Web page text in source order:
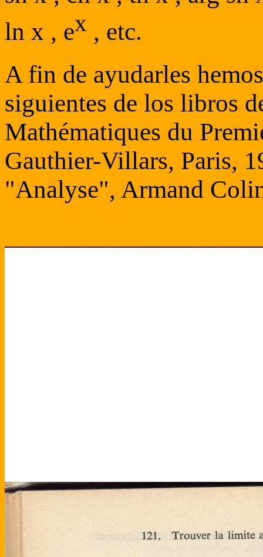
ln x , ex , etc.
A fin de ayudarles
siguientes de los libros
Mathématiques du
Gauthier-Villars, Paris,
"Analyse", Armand